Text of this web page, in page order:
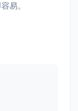
易。